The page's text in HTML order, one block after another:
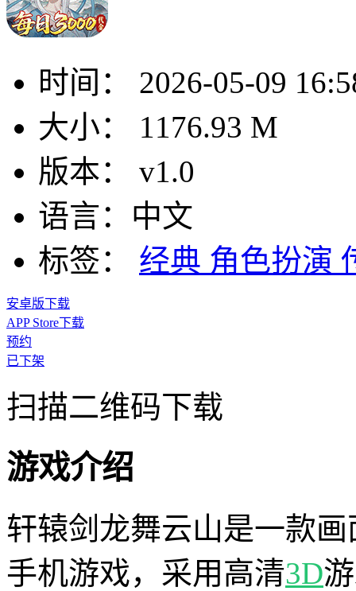
时间：
2026-05-09
大小：
1176.93 M
版本：
v1.0
语言： 中文
标签：
经典 角色扮演
安卓版下载
APP Store下载
预约
已下架
扫描二维码下载
游戏介绍
轩辕剑龙舞云山是一款
手机游戏，采用高清3D